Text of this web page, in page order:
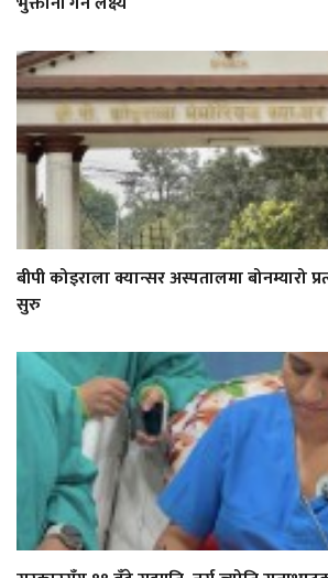
बीपी कोइराला क्यान्सर अस्पतालमा बोनम्यारो
सुरु